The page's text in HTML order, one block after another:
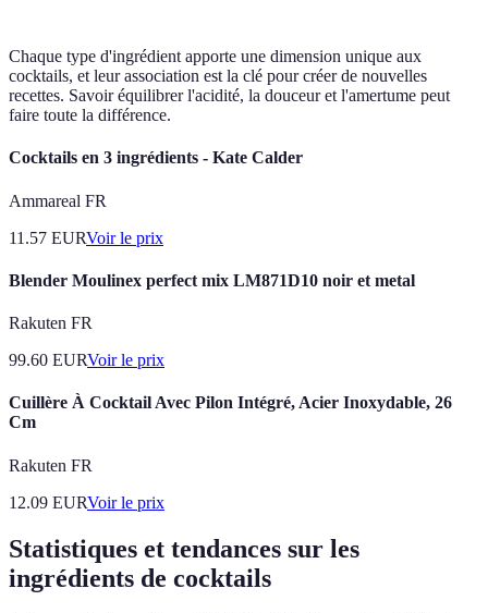
Chaque type d'ingrédient apporte une dimension unique aux
cocktails, et leur association est la clé pour créer de nouvelles
recettes. Savoir équilibrer l'acidité, la douceur et l'amertume peut
faire toute la différence.
Cocktails en 3 ingrédients - Kate Calder
Ammareal FR
11.57 EURVoir le prix
Blender Moulinex perfect mix LM871D10 noir et metal
Rakuten FR
99.60 EURVoir le prix
Cuillère À Cocktail Avec Pilon Intégré, Acier Inoxydable, 26
Cm
Rakuten FR
12.09 EURVoir le prix
Statistiques et tendances sur les
ingrédients de cocktails